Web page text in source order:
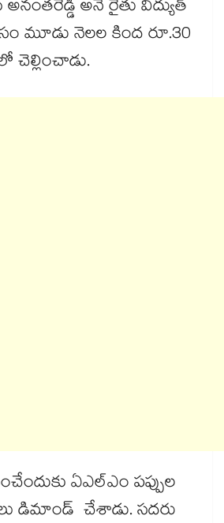
అనే రైతు విద్యుత్
మూడు నెలల కింద రూ.30
చెల్లించాడు.
ఏఎల్ఎం పప్పుల
డిమాండ్ చేశాడు. సదరు